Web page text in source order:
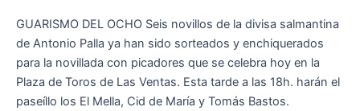
GUARISMO DEL OCHO Seis novillos de la divisa salmantina
de Antonio Palla ya han sido sorteados y enchiquerados
para la novillada con picadores que se celebra hoy en la
Plaza de Toros de Las Ventas. Esta tarde a las 18h. harán el
paseíllo los El Mella, Cid de María y Tomás Bastos.